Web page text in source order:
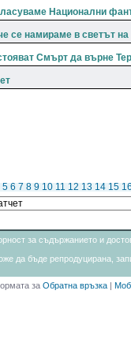
Национални
се намираме в светът на
Смърт да върне
5 6 7 8 9 10 11 12 13 14 15
за съдържанието и
да бъде репродуцирана,
за Обратна връзка |